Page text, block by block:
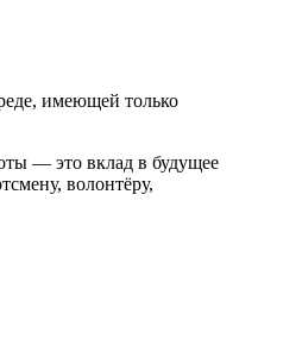
имеющей только
— это вклад в будущее
волонтёру,